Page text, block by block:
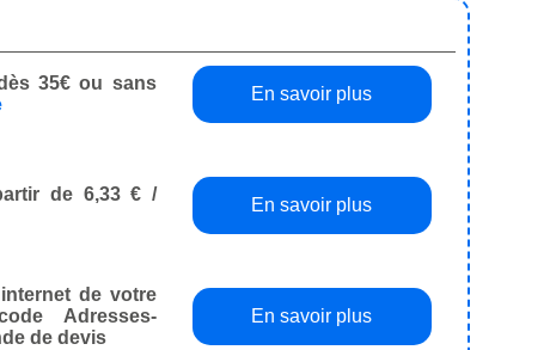
35€ ou sans
En savoir plus
de 6,33 € /
En savoir plus
de votre
Adresses-
de devis
En savoir plus